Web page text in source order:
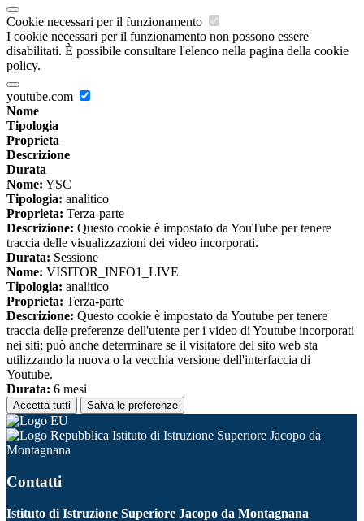
Cookie necessari per il funzionamento
I cookie necessari per il funzionamento non possono essere
disabilitati. È possibile consultare l'elenco nella pagina della cookie
policy.
youtube.com
Nome
Tipologia
Proprieta
Descrizione
Durata
Nome: YSC
Tipologia: analitico
Proprieta: Terza-parte
Descrizione: Questo cookie è impostato da YouTube per tenere
traccia delle visualizzazioni dei video incorporati.
Durata: Sessione
Nome: VISITOR_INFO1_LIVE
Tipologia: analitico
Proprieta: Terza-parte
Descrizione: Questo cookie è impostato da Youtube per tenere
traccia delle preferenze dell'utente per i video di Youtube incorporati
nei siti; può anche determinare se il visitatore del sito web sta
utilizzando la nuova o la vecchia versione dell'interfaccia di
Youtube.
Durata: 6 mesi
Accetta tutti Salva le preferenze
Istituto di Istruzione Superiore Jacopo da
Montagnana
Contatti
Istituto di Istruzione Superiore Jacopo da Montagnana